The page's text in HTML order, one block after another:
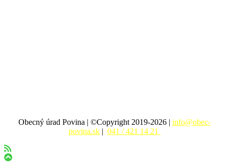
Obecný úrad Povina | ©Copyright 2019-2026 | info@obec-
povina.sk | 041 / 421 14 21